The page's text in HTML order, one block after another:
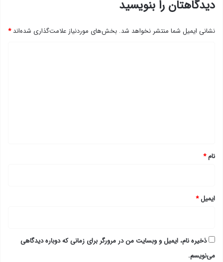
دیدگاهتان را بنویسید
نشانی ایمیل شما منتشر نخواهد شد. بخش‌های موردنیاز علامت‌گذاری شده‌اند*
نام*
ایمیل*
ذخیره نام، ایمیل و وبسایت من در مرورگر برای زمانی که دوباره دیدگاهی
می‌نویسم.